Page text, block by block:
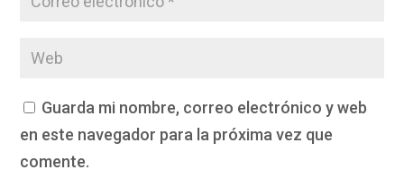
Guarda mi nombre, correo electrónico y web
en este navegador para la próxima vez que
comente.